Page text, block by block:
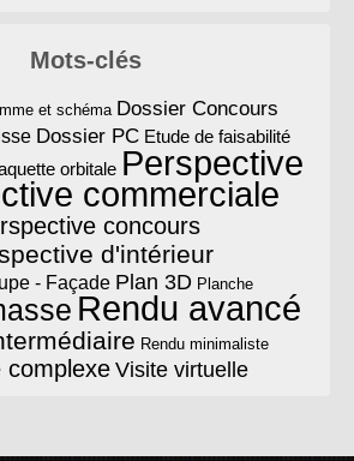
Mots-clés
et schéma Dossier Concours
Dossier PC Etude de faisabilité
orbitale Perspective
commerciale
concours
d'intérieur
- Façade Plan 3D Planche
Rendu avancé
Rendu minimaliste
complexe Visite virtuelle